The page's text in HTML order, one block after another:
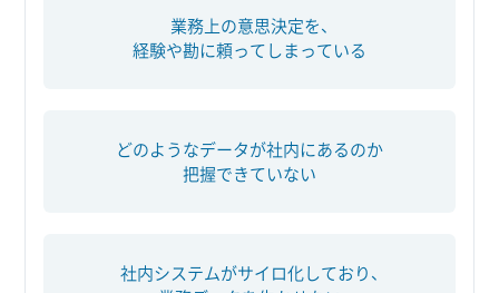
業務上の意思決定を、
経験や勘に頼ってしまっている
どのようなデータが社内にあるのか
把握できていない
社内システムがサイロ化しており、